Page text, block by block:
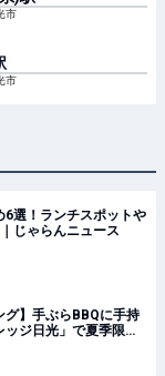
市
市
6選！ランチスポットや
じゃらんニュース
グ】手ぶらBBQに手持
ジ日光」で夏季限定
～人生に旅心を